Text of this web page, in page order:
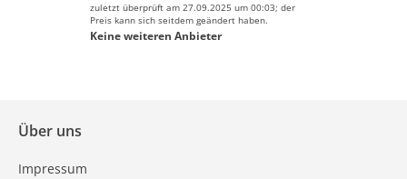
zuletzt überprüft am 27.09.2025 um 00:03; der
Preis kann sich seitdem geändert haben.
Keine weiteren Anbieter
Über uns
Impressum